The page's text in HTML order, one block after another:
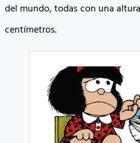
del mundo, todas con una
centímetros.